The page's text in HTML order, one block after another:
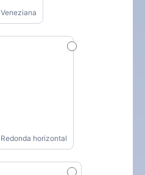
Veneziana
Redonda horizontal